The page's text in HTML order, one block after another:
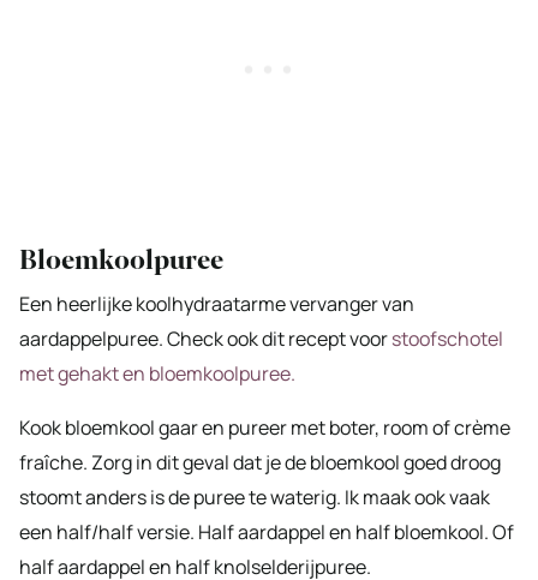
Bloemkoolpuree
Een heerlijke koolhydraatarme vervanger van
aardappelpuree. Check ook dit recept voorstoofschotel
met gehakt en bloemkoolpuree.
Kook bloemkool gaar en pureer met boter, room of crème
fraîche. Zorg in dit geval dat je de bloemkool goed droog
stoomt anders is de puree te waterig. Ik maak ook vaak
een half/half versie. Half aardappel en half bloemkool. Of
half aardappel en half knolselderijpuree.